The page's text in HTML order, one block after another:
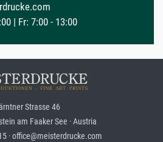
| Fr: 7:00 - 13:00
Strasse 46
am Faaker See · Austria
· office@meisterdrucke.com